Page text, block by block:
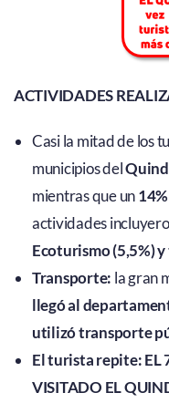
ACTIVIDADES
Casi la mitad de los
municipios del
mientras que un
actividades
Ecoturismo (5,5%)
Transporte: la gran
llegó al
utilizó transporte
El turista repite:EL
VISITADO EL